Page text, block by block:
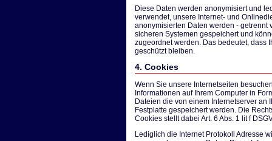
Diese Daten werden anonymisiert und
verwendet, unsere Internet- und
anonymisierten Daten werden -
sicheren Systemen gespeichert und
zugeordnet werden. Das bedeutet, dass
geschützt bleiben.
4. Cookies
Wenn Sie unsere Internetseiten
Informationen auf Ihrem Computer in
Dateien die von einem Internetserver an
Festplatte gespeichert werden. Die
Cookies stellt dabei Art. 6 Abs. 1 lit f
Lediglich die Internet Protokoll Adresse